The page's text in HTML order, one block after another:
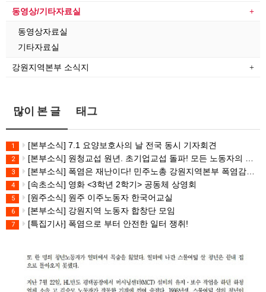
동영상/기타자료실
동영상자료실
기타자료실
강원지역본부 소식지
많이 본 글 태그
1 [본부소식] 7.1 요양보호사의 날 전국 동시 기자회견
2 [본부소식] 원청교섭 원년. 초기업교섭 돌파! 모든 노동자의 노동기본권 쟁취! 민주노총 7.15 총파업대회
3 [본부소식] 폭염은 재난이다! 민주노총 강원지역본부 폭염감시단 선포 기자회견
4 [속초소식] 영화 <3학년 2학기> 공동체 상영회
5 [원주소식] 원주 이주노동자 한국어교실
6 [본부소식] 강원지역 노동자 합창단 모임
7 [특집기사] 폭염으로 부터 안전한 일터 쟁취!